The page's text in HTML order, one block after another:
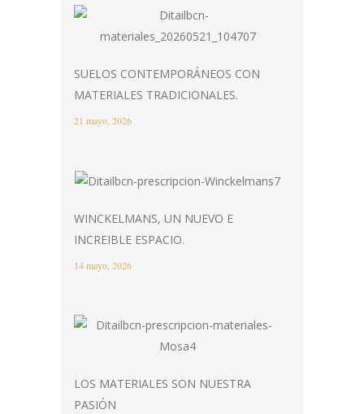
SUELOS CONTEMPORÁNEOS CON
MATERIALES TRADICIONALES.
21 mayo, 2026
WINCKELMANS, UN NUEVO E
INCREIBLE ESPACIO.
14 mayo, 2026
LOS MATERIALES SON NUESTRA
PASIÓN